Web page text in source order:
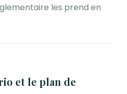
les prend en
et le plan de